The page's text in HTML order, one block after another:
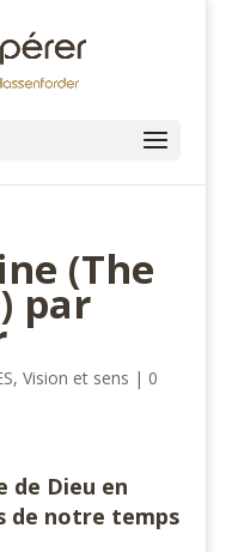
(The
par
, Vision et sens | 0
de Dieu en
de notre temps